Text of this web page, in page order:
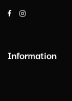
Information